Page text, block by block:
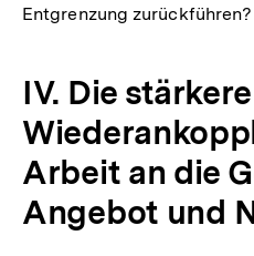
Entgrenzung zurückführen?
IV. Die stärkere
Arbeit an die
Angebot und